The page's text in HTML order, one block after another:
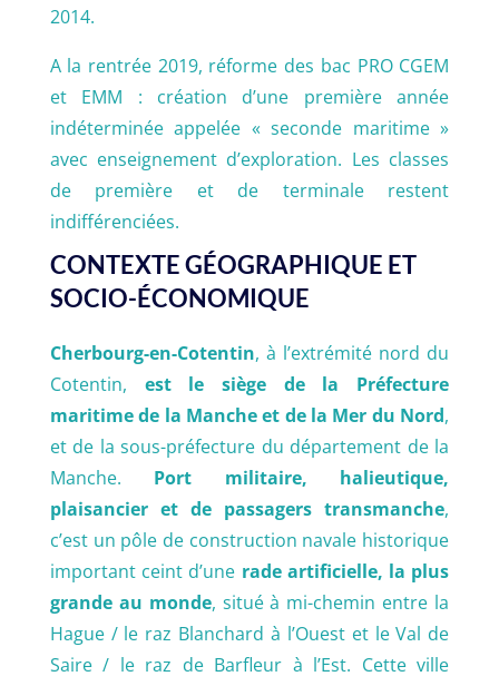
2014.
A la rentrée 2019, réforme des bac PRO CGEM
et EMM : création d’une première année
indéterminée appelée « seconde maritime »
avec enseignement d’exploration. Les classes
de première et de terminale restent
indifférenciées.
CONTEXTE GÉOGRAPHIQUE ET
SOCIO-ÉCONOMIQUE
Cherbourg-en-Cotentin, à l’extrémité nord du
Cotentin, est le siège de la Préfecture
maritime de la Manche et de la Mer du Nord,
et de la sous-préfecture du département de la
Manche. Port militaire, halieutique,
plaisancier et de passagers transmanche,
c’est un pôle de construction navale historique
important ceint d’une rade artificielle, la plus
grande au monde, situé à mi-chemin entre la
Hague / le raz Blanchard à l’Ouest et le Val de
Saire / le raz de Barfleur à l’Est. Cette ville